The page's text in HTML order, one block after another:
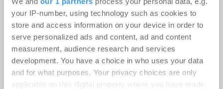
your IP-number, using technology such as cookies to
store and access information on your device in order to
serve personalized ads and content, ad and content
measurement, audience research and services
development. You have a choice in who uses your data
and for what purposes. Your privacy choices are only
applicable on this digital property where you have made
aber bei Büroimmobilien zurückhaltend.